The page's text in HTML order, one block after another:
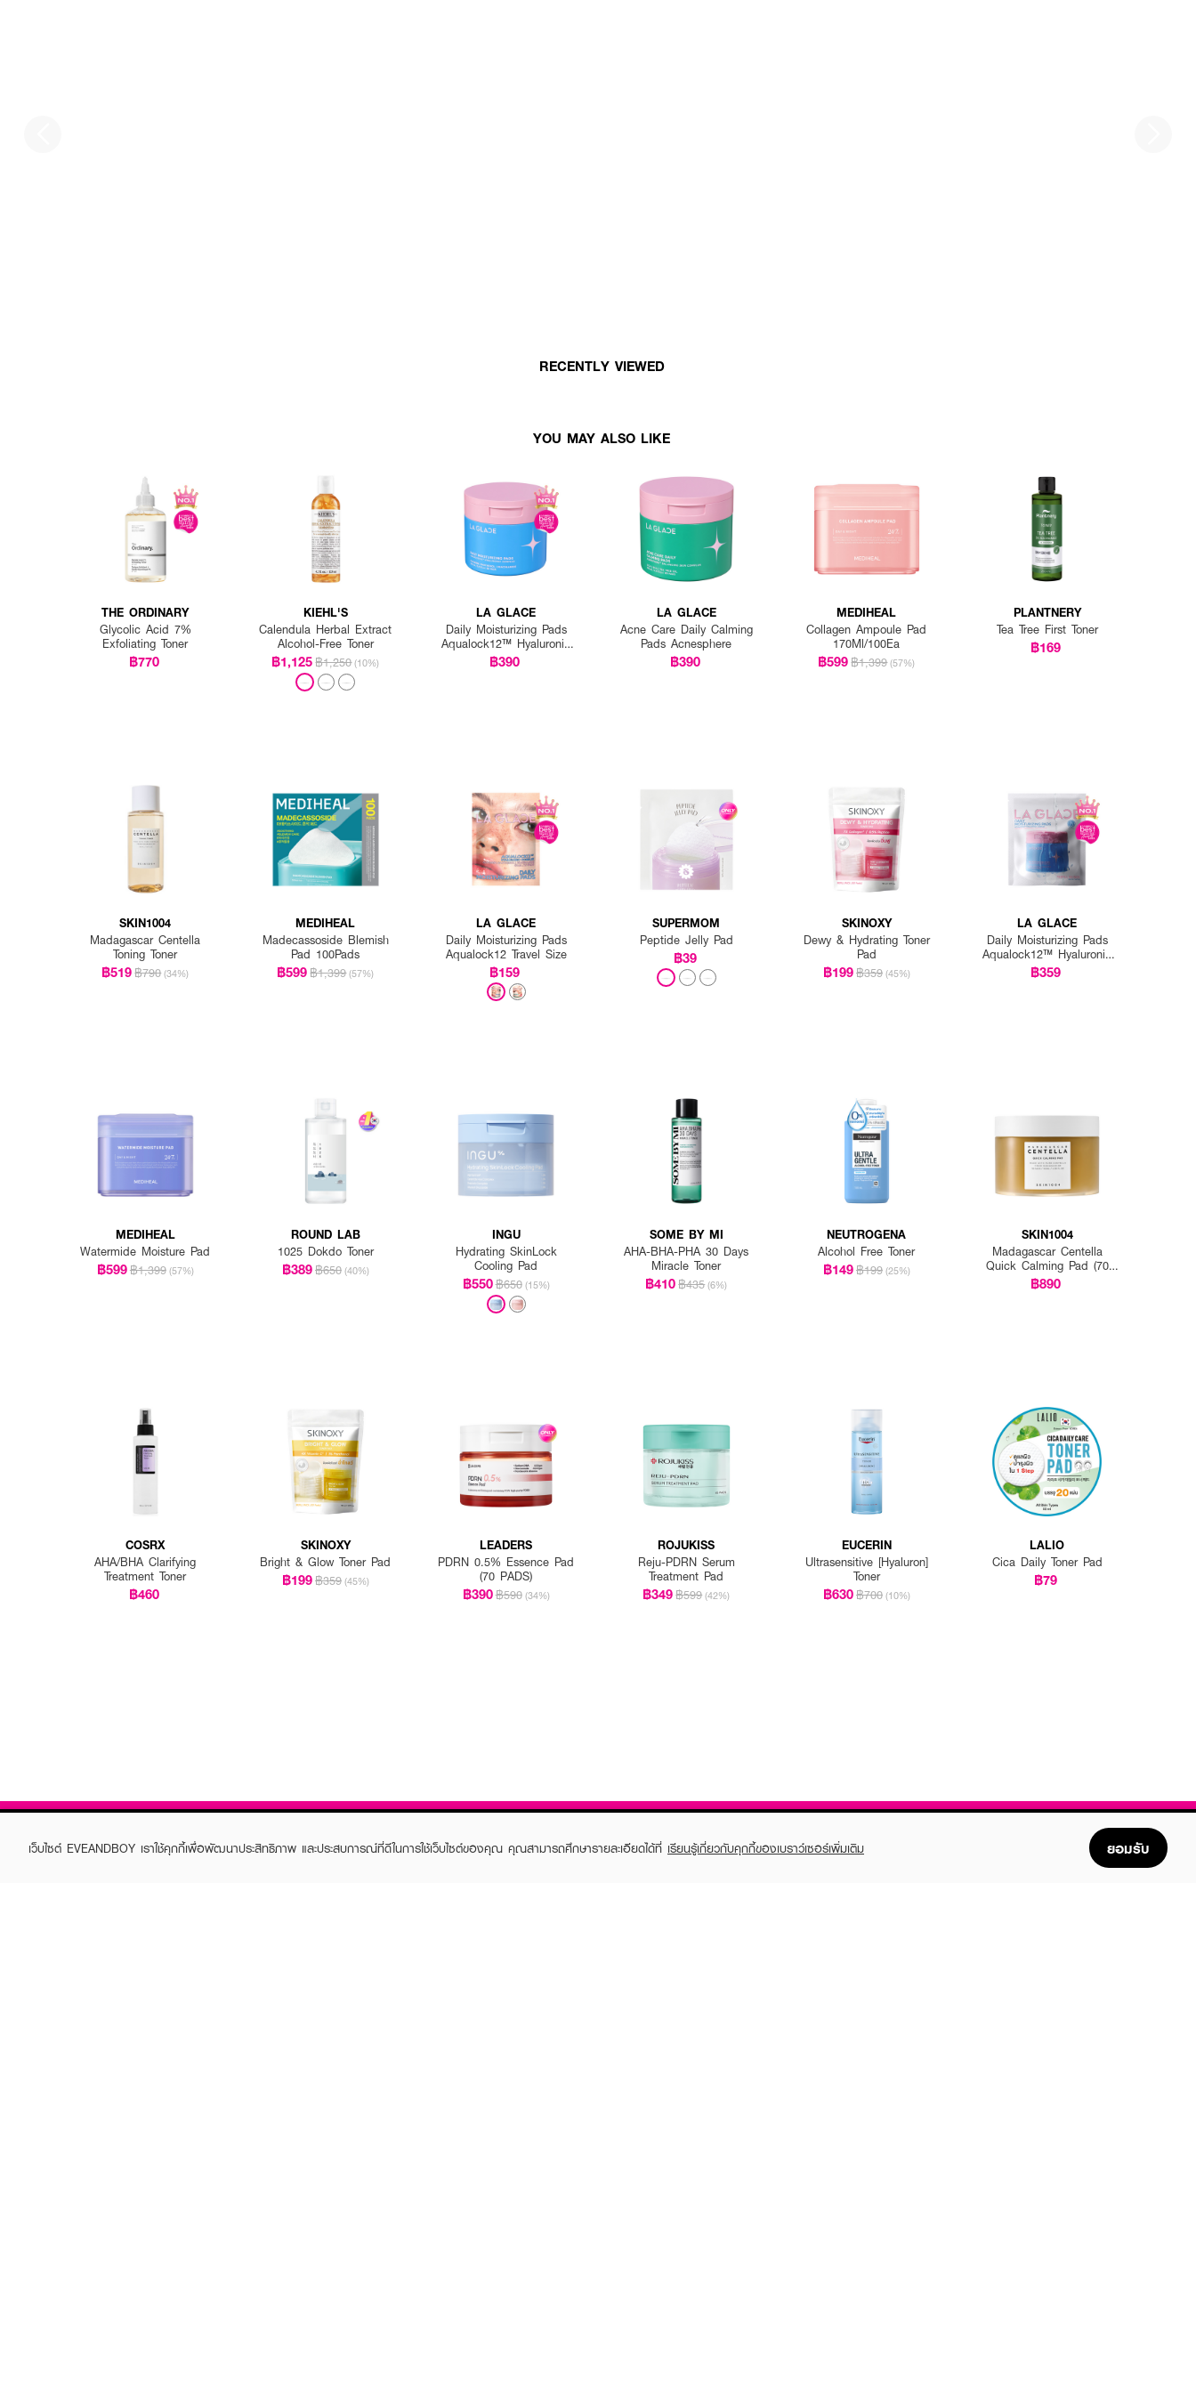
RECENTLY VIEWED
YOU MAY ALSO LIKE
THE ORDINARY
Glycolic Acid 7%
Exfoliating Toner
฿770
KIEHL'S
Calendula Herbal Extract
Alcohol-Free Toner
฿1,125฿1,250 (10%)
LA GLACE
Daily Moisturizing Pads
Aqualock12™ Hyaluronic
Complex
฿390
LA GLACE
Acne Care Daily Calming
Pads Acnesphere
฿390
MEDIHEAL
Collagen Ampoule Pad
170Ml/100Ea
฿599฿1,399 (57%)
PLANTNERY
Tea Tree First Toner
฿169
SKIN1004
Madagascar Centella
Toning Toner
฿519฿790 (34%)
MEDIHEAL
Madecassoside Blemish
Pad 100Pads
฿599฿1,399 (57%)
LA GLACE
Daily Moisturizing Pads
Aqualock12 Travel Size
฿159
SUPERMOM
Peptide Jelly Pad
฿39
SKINOXY
Dewy & Hydrating Toner
Pad
฿199฿359 (45%)
LA GLACE
Daily Moisturizing Pads
Aqualock12™ Hyaluronic
Complex Refill Size
฿359
MEDIHEAL
Watermide Moisture Pad
฿599฿1,399 (57%)
ROUND LAB
1025 Dokdo Toner
฿389฿650 (40%)
INGU
Hydrating SkinLock
Cooling Pad
฿550฿650 (15%)
SOME BY MI
AHA-BHA-PHA 30 Days
Miracle Toner
฿410฿435 (6%)
NEUTROGENA
Alcohol Free Toner
฿149฿199 (25%)
SKIN1004
Madagascar Centella
Quick Calming Pad (70
Pads)
฿890
COSRX
AHA/BHA Clarifying
Treatment Toner
฿460
SKINOXY
Bright & Glow Toner Pad
฿199฿359 (45%)
LEADERS
PDRN 0.5% Essence Pad
(70 PADS)
฿390฿590 (34%)
ROJUKISS
Reju-PDRN Serum
Treatment Pad
฿349฿599 (42%)
EUCERIN
Ultrasensitive [Hyaluron]
Toner
฿630฿700 (10%)
LALIO
Cica Daily Toner Pad
฿79
เว็บไซต์ EVEANDBOY เราใช้คุกกี้เพื่อพัฒนาประสิทธิภาพ และประสบการณ์ที่ดีในการใช้เว็บไซต์ของคุณ คุณสามารถศึกษารายละเอียดได้ที่ เรียนรู้เกี่ยวกับคุกกี้ของเบราว์เซอร์เพิ่มเติม ยอมรับ